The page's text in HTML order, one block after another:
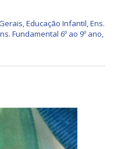
,Educação Infantil,Ens.
Fundamental 6º ao 9º ano,